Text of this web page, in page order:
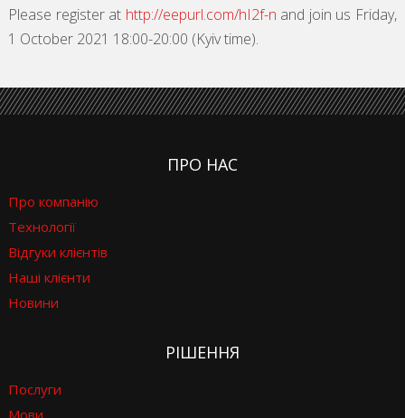
Please register at http://eepurl.com/hI2f-n and join us Friday,
1 October 2021 18:00-20:00 (Kyiv time).
ПРО НАС
Про компанію
Технології
Відгуки клієнтів
Наші клієнти
Новини
РІШЕННЯ
Послуги
Мови